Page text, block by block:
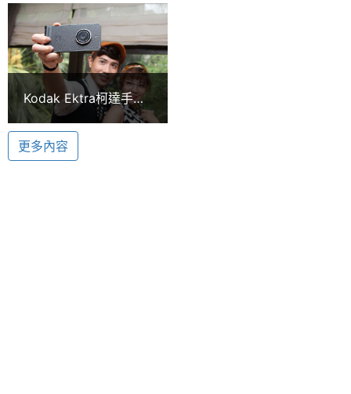
機，提高充電或傳輸資料的便利性。
虛擬場景轉盤
Kodak Ektra 搭載 1,300 萬畫素前鏡頭與 2,100 萬畫
素主相機，結合單眼相機獨特的場景轉盤功能，提供
DSLR 風格設計及智慧場景、專業、風景、人像、微
距、運動、夜景、散景、全景等多種拍攝模式，還預
處理器
核心數
10
RAM記
憶體
3 GB
ROM儲
存空間
Kodak Ektra柯達手機
台灣單機售價近2萬
更多內容